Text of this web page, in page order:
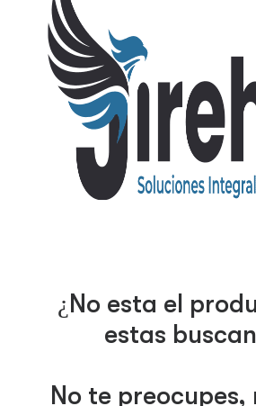
¿No esta el
estas
No te preocupes,